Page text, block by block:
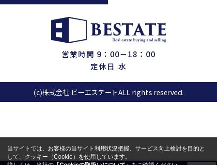
営業時間 9：00－18：00
定休日 水
(c)株式会社 ビーエステートALL rights reserved.
当サイトでは、お客様の当サイト利用状況把握、サービス向上検討を目的と
して、クッキー（Cookie）を使用しています。